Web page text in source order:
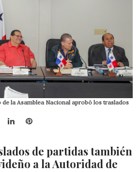
de la Asamblea Nacional aprobó los traslados
LinkedInPinterest
de partidas también
a la Autoridad de